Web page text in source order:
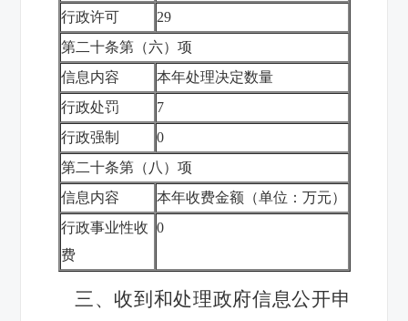
行政许可
29
第二十条第（六）项
信息内容
本年处理决定数量
行政处罚
7
行政强制
0
第二十条第（八）项
信息内容
本年收费金额（单位：万元）
行政事业性收
费
0
三、收到和处理政府信息公开申